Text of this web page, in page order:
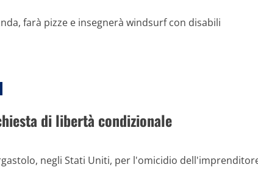
farà pizze e insegnerà windsurf con disabili
di libertà condizionale
negli Stati Uniti, per l'omicidio